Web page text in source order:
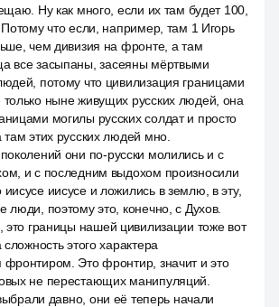
Ну как много, если их там будет 100,
Потому что если, например, там 1 Игорь
чем дивизия на фронте, а там
все засыпаны, засеяны мёртвыми
потому что цивилизация границами
ныне живущих русских людей, она
могилы русских солдат и просто
этих русских людей мно.
они по-русски молились и с
и с последним выдохом произносили
иисусе и ложились в землю, в эту,
люди, поэтому это, конечно, с Духов.
это границы нашей цивилизации тоже вот
этого характера
фронтиром. Это фронтир, значит и это
не перестающих манипуляций.
давно, они её теперь начали